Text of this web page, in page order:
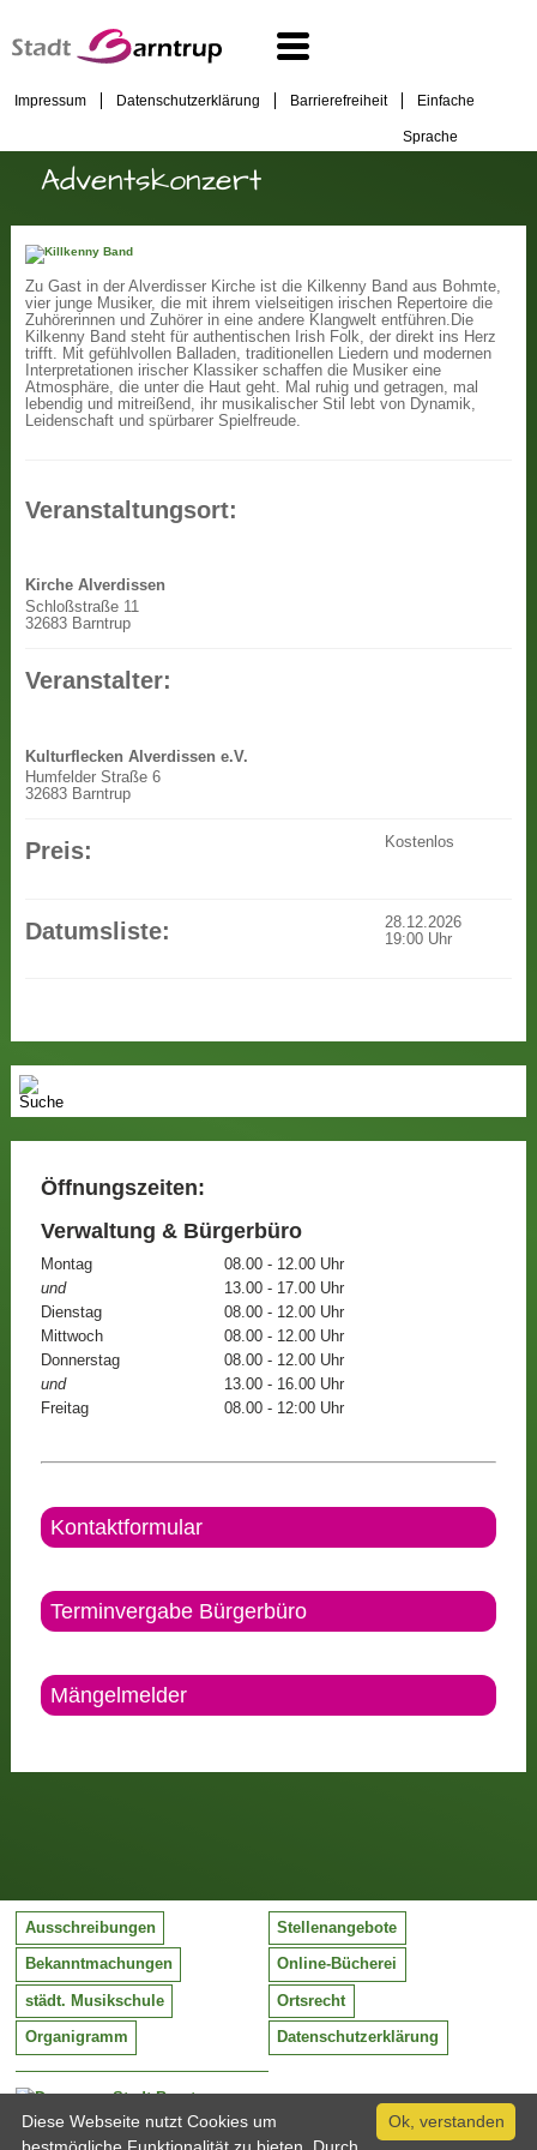
Impressum Datenschutzerklärung Barrierefreiheit Einfache
Sprache
Adventskonzert
Zu Gast in der Alverdisser Kirche ist die Kilkenny Band aus Bohmte,
vier junge Musiker, die mit ihrem vielseitigen irischen Repertoire die
Zuhörerinnen und Zuhörer in eine andere Klangwelt entführen. Die
Kilkenny Band steht für authentischen Irish Folk, der direkt ins Herz
trifft. Mit gefühlvollen Balladen, traditionellen Liedern und modernen
Interpretationen irischer Klassiker schaffen die Musiker eine
Atmosphäre, die unter die Haut geht. Mal ruhig und getragen, mal
lebendig und mitreißend, ihr musikalischer Stil lebt von Dynamik,
Leidenschaft und spürbarer Spielfreude.
Veranstaltungsort:
Kirche Alverdissen
Schloßstraße 11
32683 Barntrup
Veranstalter:
Kulturflecken Alverdissen e.V.
Humfelder Straße 6
32683 Barntrup
Preis: Kostenlos
Datumsliste:
28.12.2026
19:00 Uhr
Öffnungszeiten:
Verwaltung & Bürgerbüro
Montag
08.00 - 12.00 Uhr
und
13.00 - 17.00 Uhr
Dienstag
08.00 - 12.00 Uhr
Mittwoch
08.00 - 12.00 Uhr
Donnerstag
08.00 - 12.00 Uhr
und
13.00 - 16.00 Uhr
Freitag
08.00 - 12:00 Uhr
Kontaktformular
Terminvergabe Bürgerbüro
Mängelmelder
Stadt Barntrup
Mittelstraße 38
32683 Barntrup
Ausschreibungen Stellenangebote
Bekanntmachungen Online-Bücherei
städt. Musikschule Ortsrecht
Organigramm Datenschutzerklärung
Ok, verstanden
Diese Webseite nutzt Cookies um